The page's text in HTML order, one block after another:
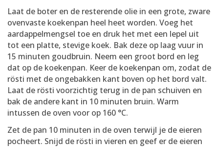
Laat de boter en de resterende olie in een grote, zware
ovenvaste koekenpan heel heet worden. Voeg het
aardappelmengsel toe en druk het met een lepel uit
tot een platte, stevige koek. Bak deze op laag vuur in
15 minuten goudbruin. Neem een groot bord en leg
dat op de koekenpan. Keer de koekenpan om, zodat de
rösti met de ongebakken kant boven op het bord valt.
Laat de rösti voorzichtig terug in de pan schuiven en
bak de andere kant in 10 minuten bruin. Warm
intussen de oven voor op 160 °C.
Zet de pan 10 minuten in de oven terwijl je de eieren
pocheert. Snijd de rösti in vieren en geef er de eieren